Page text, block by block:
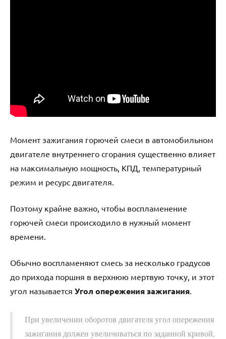
Момент зажигания горючей смеси в автомобильном
двигателе внутреннего сгорания существенно влияет
на максимальную мощность, КПД, температурный
режим и ресурс двигателя.
Поэтому крайне важно, чтобы воспламенение
горючей смеси происходило в нужный момент
времени.
Обычно воспламеняют смесь за несколько градусов
до прихода поршня в верхнюю мертвую точку, и этот
угол называется Угол опережения зажигания
При увеличении оборотов двигателя угол опережения
зажигания должен увеличиваться по заданной кривой,